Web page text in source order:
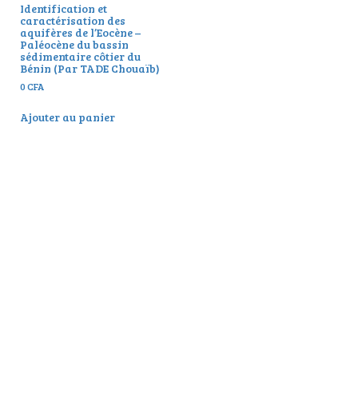
Identification et
caractérisation des
aquifères de l’Eocène –
Paléocène du bassin
sédimentaire côtier du
Bénin (Par TADE Chouaïb)
0CFA
Ajouter au panier